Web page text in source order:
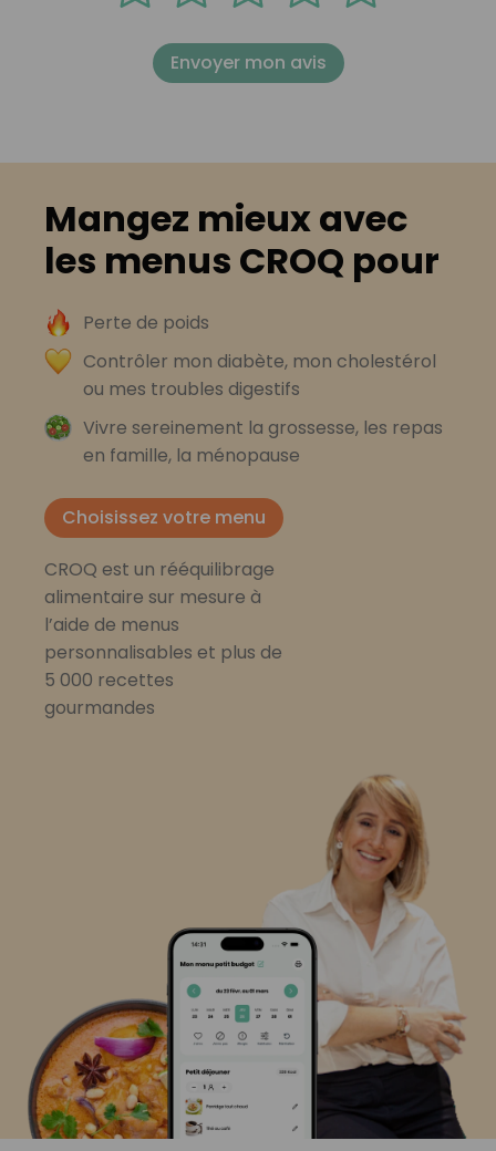
Envoyer mon avis
Mangez mieux avec
les menus CROQ pour
Perte de poids
Contrôler mon diabète, mon cholestérol
ou mes troubles digestifs
Vivre sereinement la grossesse, les repas
en famille, la ménopause
Choisissez votre menu
CROQ est un rééquilibrage
alimentaire sur mesure à
l’aide de menus
personnalisables et plus de
5 000 recettes
gourmandes